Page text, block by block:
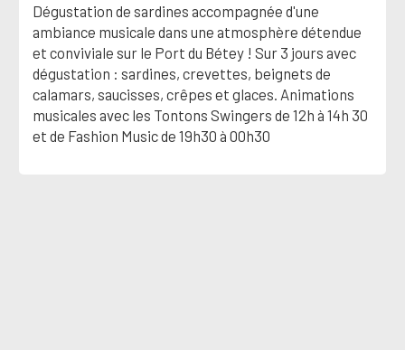
Dégustation de sardines accompagnée d'une
ambiance musicale dans une atmosphère détendue
et conviviale sur le Port du Bétey ! Sur 3 jours avec
dégustation : sardines, crevettes, beignets de
calamars, saucisses, crêpes et glaces. Animations
musicales avec les Tontons Swingers de 12h à 14h 30
et de Fashion Music de 19h30 à 00h30